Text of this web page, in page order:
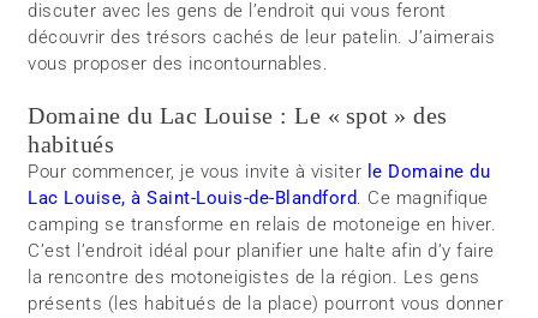
discuter avec les gens de l’endroit qui vous feront
découvrir des trésors cachés de leur patelin. J’aimerais
vous proposer des incontournables.
Domaine du Lac Louise : Le « spot » des
habitués
Pour commencer, je vous invite à visiter le Domaine du
Lac Louise, à Saint-Louis-de-Blandford. Ce magnifique
camping se transforme en relais de motoneige en hiver.
C’est l’endroit idéal pour planifier une halte afin d’y faire
la rencontre des motoneigistes de la région. Les gens
présents (les habitués de la place) pourront vous donner